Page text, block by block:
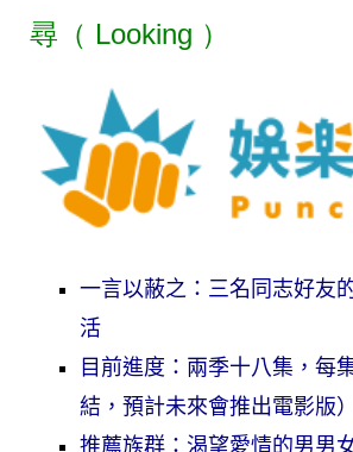
尋（ Looking ）
一言以蔽之：三名同志好友
活
目前進度：兩季十八集，每
結，預計未來會推出電影版）
推薦族群：渴望愛情的男男